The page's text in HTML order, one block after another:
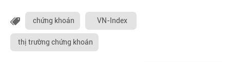
chứng khoán VN-Index
thị trường chứng khoán